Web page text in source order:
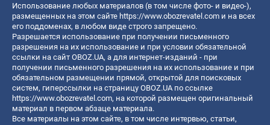
Использование любых материалов (в том числе фото- и видео-),
размещенных на этом сайте https://www.obozrevatel.com и на всех
его поддоменах, в любом виде строго запрещено.
Разрешается использование при получении письменного
разрешения на их использование и при условии обязательной
ссылки на сайт OBOZ.UA, а для интернет-изданий - при
получении письменного разрешения на их использование и при
обязательном размещении прямой, открытой для поисковых
систем, гиперссылки на страницу OBOZ.UA по ссылке
https://www.obozrevatel.com, на которой размещен оригинальный
материал в первом абзаце материала.
Все материалы на этом сайте, в том числе интервью, статьи,